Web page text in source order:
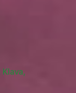
Klava,